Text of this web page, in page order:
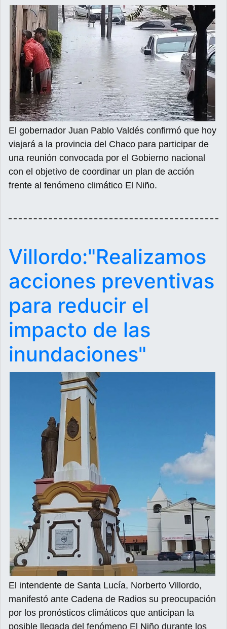
El gobernador Juan Pablo Valdés confirmó que hoy
viajará a la provincia del Chaco para participar de
una reunión convocada por el Gobierno nacional
con el objetivo de coordinar un plan de acción
frente al fenómeno climático El Niño.
Villordo:"Realizamos
acciones preventivas
para reducir el
impacto de las
inundaciones"
El intendente de Santa Lucía, Norberto Villordo,
manifestó ante Cadena de Radios su preocupación
por los pronósticos climáticos que anticipan la
posible llegada del fenómeno El Niño durante los